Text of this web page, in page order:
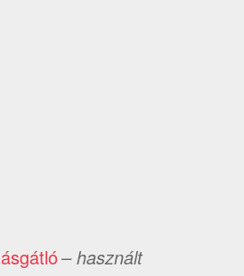
– használt